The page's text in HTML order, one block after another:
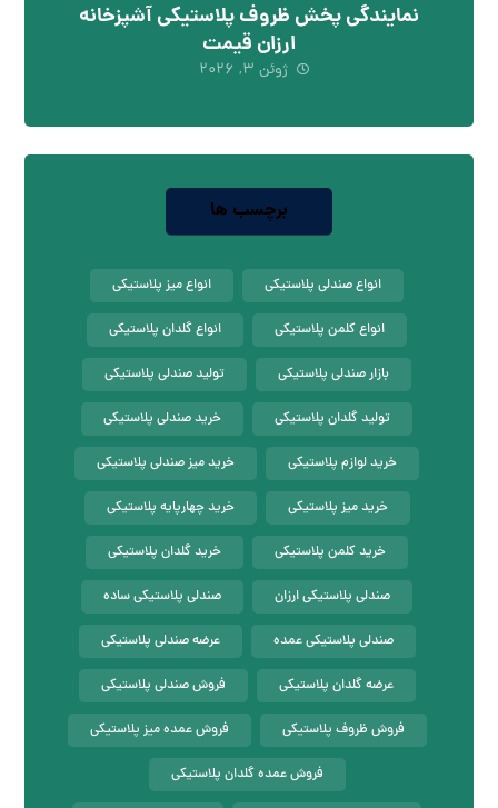
نمایندگی پخش ظروف پلاستیکی آشپزخانه
ارزان قیمت
ژوئن ۳, ۲۰۲۶
برچسب ها
انواع صندلی پلاستیکی انواع میز پلاستیکی
انواع کلمن پلاستیکی انواع گلدان پلاستیکی
بازار صندلی پلاستیکی تولید صندلی پلاستیکی
تولید گلدان پلاستیکی خرید صندلی پلاستیکی
خرید لوازم پلاستیکی خرید میز صندلی پلاستیکی
خرید میز پلاستیکی خرید چهارپایه پلاستیکی
خرید کلمن پلاستیکی خرید گلدان پلاستیکی
صندلی پلاستیکی ارزان صندلی پلاستیکی ساده
صندلی پلاستیکی عمده عرضه صندلی پلاستیکی
عرضه گلدان پلاستیکی فروش صندلی پلاستیکی
فروش ظروف پلاستیکی فروش عمده میز پلاستیکی
فروش عمده گلدان پلاستیکی